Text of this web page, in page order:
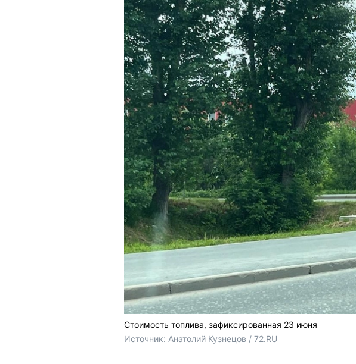
Стоимость топлива, зафиксированная 23 июня
Источник: Анатолий Кузнецов / 72.RU